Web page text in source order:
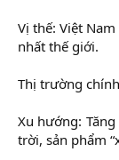
Vị thế: Việt
nhất thế giới.
Thị trường
Xu hướng:
trời, sản phẩm